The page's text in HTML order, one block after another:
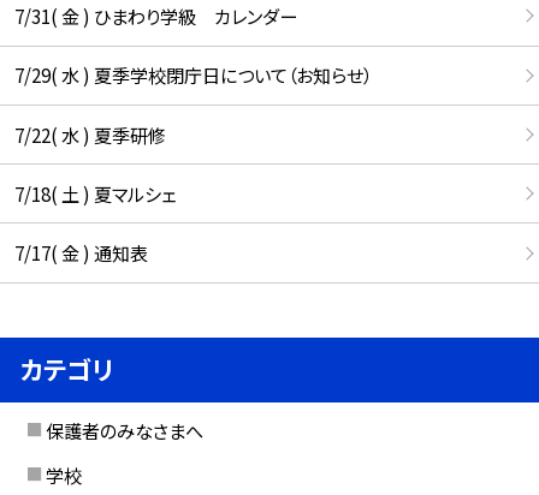
7/31( 金 ) ひまわり学級 カレンダー
7/29( 水 ) 夏季学校閉庁日について（お知らせ）
7/22( 水 ) 夏季研修
7/18( 土 ) 夏マルシェ
7/17( 金 ) 通知表
カテゴリ
保護者のみなさまへ
学校